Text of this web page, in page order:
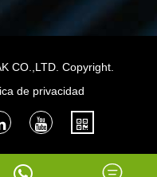
CO.,LTD. Copyright.
de privacidad